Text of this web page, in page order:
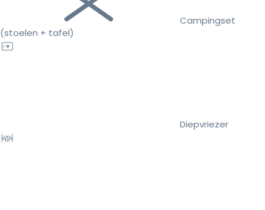
Campingset
(stoelen + tafel)
Diepvriezer